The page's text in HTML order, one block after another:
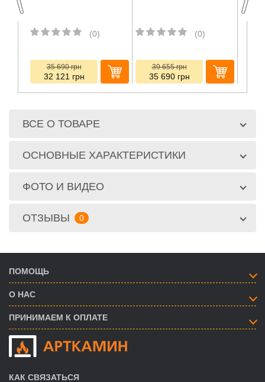
(0)
35 690грн
32 121 грн
(0)
39 655грн
35 690 грн
ВСЕ О ТОВАРЕ
ОСНОВНЫЕ ХАРАКТЕРИСТИКИ
ФОТО И ВИДЕО
ОТЗЫВЫ 0
ПОМОЩЬ
О НАС
ПРИНИМАЕМ К ОПЛАТЕ
КАК СВЯЗАТЬСЯ